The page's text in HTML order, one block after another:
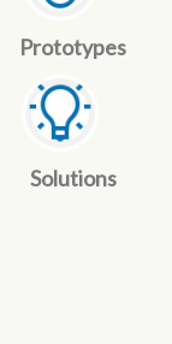
Prototypes
Solutions